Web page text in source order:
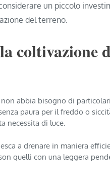
un piccolo
del terreno.
coltivazione
abbia bisogno di
paura per il freddo o
necessita di luce.
a drenare in maniera
quelli con una leggera